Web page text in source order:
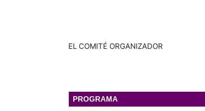
EL COMITÉ ORGANIZADOR
PROGRAMA